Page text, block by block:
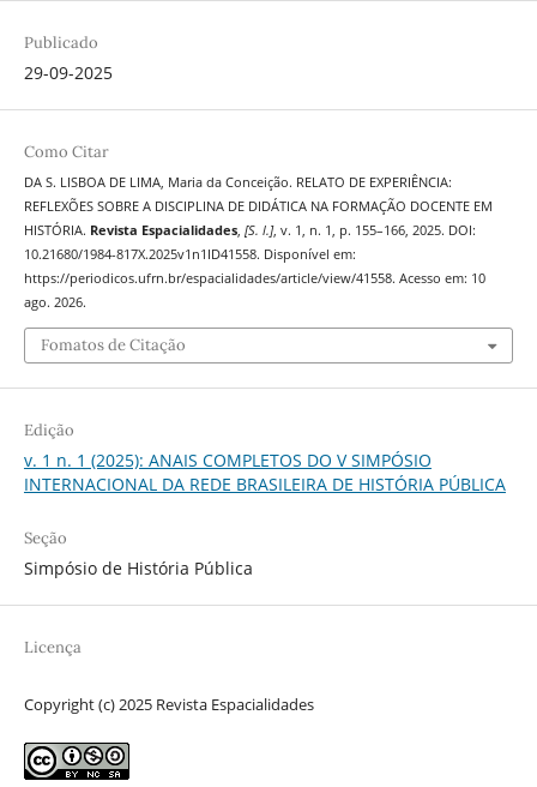
Publicado
29-09-2025
Como Citar
DA S. LISBOA DE LIMA, Maria da Conceição. RELATO DE EXPERIÊNCIA:
REFLEXÕES SOBRE A DISCIPLINA DE DIDÁTICA NA FORMAÇÃO DOCENTE EM
HISTÓRIA. Revista Espacialidades, [S. l.], v. 1, n. 1, p. 155–166, 2025. DOI:
10.21680/1984-817X.2025v1n1ID41558. Disponível em:
https://periodicos.ufrn.br/espacialidades/article/view/41558. Acesso em: 10
ago. 2026.
Fomatos de Citação
Edição
v. 1 n. 1 (2025): ANAIS COMPLETOS DO V SIMPÓSIO
INTERNACIONAL DA REDE BRASILEIRA DE HISTÓRIA PÚBLICA
Seção
Simpósio de História Pública
Licença
Copyright (c) 2025 Revista Espacialidades